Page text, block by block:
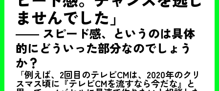
ませんでした」
―― スピード感、というのは具体
的にどういった部分なのでしょう
か？
「例えば、2回目のテレビCMは、2020年のクリ
スマス頃に『テレビCMを流すなら今だな』と